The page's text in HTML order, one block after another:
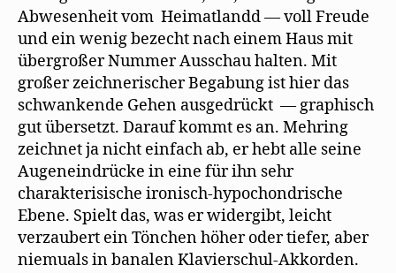
Abwesenheit vom Heimatlandd — voll Freude
und ein wenig bezecht nach einem Haus mit
übergroßer Nummer Ausschau halten. Mit
großer zeichnerischer Begabung ist hier das
schwankende Gehen ausgedrückt — graphisch
gut übersetzt. Darauf kommt es an. Mehring
zeichnet ja nicht einfach ab, er hebt alle seine
Augeneindrücke in eine für ihn sehr
charakterisische ironisch-hypochondrische
Ebene. Spielt das, was er widergibt, leicht
verzaubert ein Tönchen höher oder tiefer, aber
niemuals in banalen Klavierschul-Akkorden.